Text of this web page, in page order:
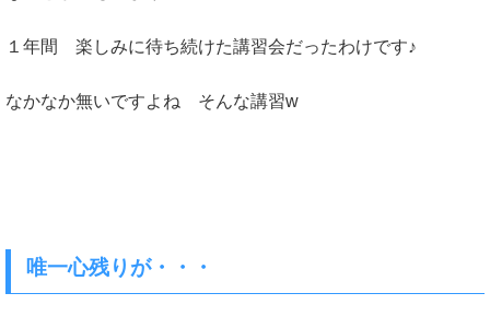
１年間 楽しみに待ち続けた講習会だったわけです♪
なかなか無いですよね そんな講習w
唯一心残りが・・・